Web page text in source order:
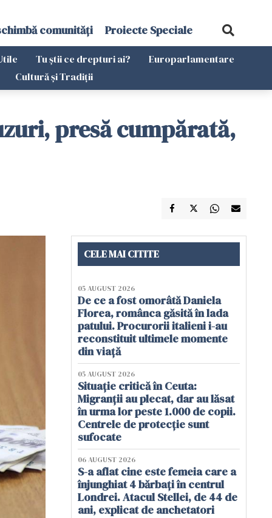
comunități Proiecte Speciale
Tu știi ce drepturi ai?
Europarlamentare
Cultură și Tradiții
presă cumpărată,
CELE MAI CITITE
05 AUGUST 2026
De ce a fost omorâtă Daniela
Florea, românca găsită în lada
patului. Procurorii italieni i-au
reconstituit ultimele momente
din viață
05 AUGUST 2026
Situație critică în Ceuta:
Migranții au plecat, dar au lăsat
în urma lor peste 1.000 de copii.
Centrele de protecție sunt
sufocate
06 AUGUST 2026
S-a aflat cine este femeia care a
înjunghiat 4 bărbați în centrul
Londrei. Atacul Stellei, de 44 de
ani, explicat de anchetatori